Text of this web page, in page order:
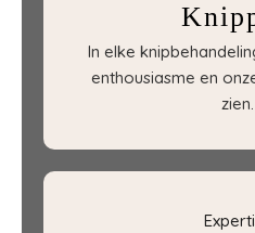
In elke
enthousiasme en
zien.